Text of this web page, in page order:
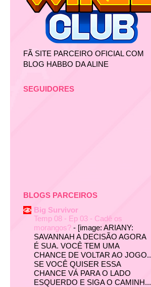
FÃ SITE PARCEIRO OFICIAL COM
BLOG HABBO DA ALINE
SEGUIDORES
BLOGS PARCEIROS
Big Survivor
Temp 08 - Ep 03 - Cadê os
morangos? - [image: ARIANY:
SAVANNAH A DECISÃO AGORA
É SUA. VOCÊ TEM UMA
CHANCE DE VOLTAR AO JOGO..
SE VOCÊ QUISER ESSA
CHANCE VÁ PARA O LADO
ESQUERDO E SIGA O CAMINH...